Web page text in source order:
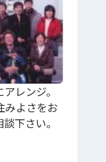
レンジ。
みよさをお
下さい。